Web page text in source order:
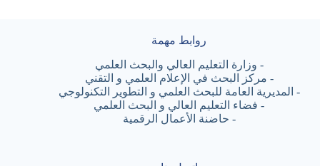
روابط مهمة
- وزارة التعليم العالي والبحث العلمي
- مركز البحث في الإعلام العلمي و التقني
- المديرية العامة للبحث العلمي و التطوير التكنولوجي
- فضاء التعليم العالي و البحث العلمي
- حاضنة الأعمال الرقمية